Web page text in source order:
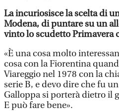
La incuriosisce la scelta di
Modena, di puntare su un
vinto lo scudetto Primavera
«È una cosa molto
cosa con la Fiorentina
Viareggio nel 1978 con la
serie B, e devo dire che fu
Galloppa si porterà dietro il
E può fare bene».